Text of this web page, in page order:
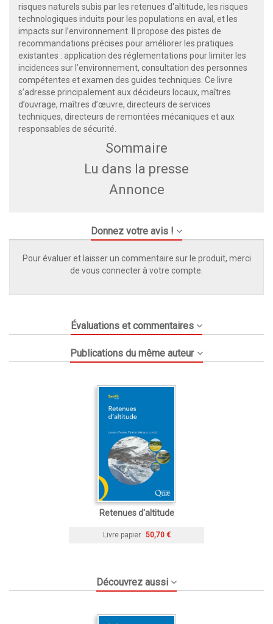
risques naturels subis par les retenues d'altitude, les risques
technologiques induits pour les populations en aval, et les
impacts sur l’environnement. Il propose des pistes de
recommandations précises pour améliorer les pratiques
existantes : application des réglementations pour limiter les
incidences sur l’environnement, consultation des personnes
compétentes et examen des guides techniques. Ce livre
s’adresse principalement aux décideurs locaux, maîtres
d’ouvrage, maîtres d’œuvre, directeurs de services
techniques, directeurs de remontées mécaniques et aux
responsables de sécurité.
Sommaire
Lu dans la presse
Annonce
Donnez votre avis !
Pour évaluer et laisser un commentaire sur le produit, merci
de vous connecter à votre compte.
Évaluations et commentaires
Publications du même auteur
Retenues d'altitude
Livre papier 50,70 €
Découvrez aussi